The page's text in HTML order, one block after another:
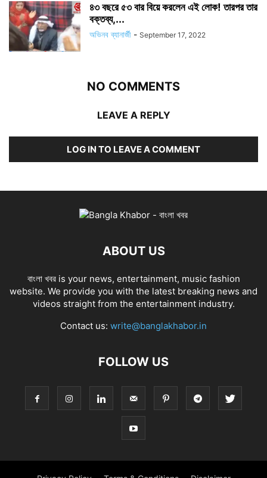
৪৩ বছরে ৫৩ বার বিয়ে করলেন এই লোক! তারপর তার
বক্তব্য,...
অভিনব ব্যানার্জী - September 17, 2022
NO COMMENTS
LEAVE A REPLY
LOG IN TO LEAVE A COMMENT
ABOUT US
বাংলা খবর is your news, entertainment, music fashion
website. We provide you with the latest breaking news and
videos straight from the entertainment industry.
Contact us: write@banglakhabor.in
FOLLOW US